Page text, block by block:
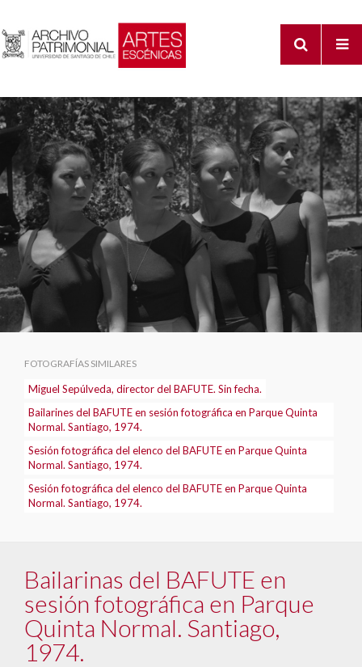
FOTOGRAFÍAS SIMILARES
Miguel Sepúlveda, director del BAFUTE. Sin fecha.
Bailarines del BAFUTE en sesión fotográfica en Parque Quinta
Normal. Santiago, 1974.
Sesión fotográfica del elenco del BAFUTE en Parque Quinta
Normal. Santiago, 1974.
Sesión fotográfica del elenco del BAFUTE en Parque Quinta
Normal. Santiago, 1974.
Bailarinas del BAFUTE en
sesión fotográfica en Parque
Quinta Normal. Santiago,
1974.